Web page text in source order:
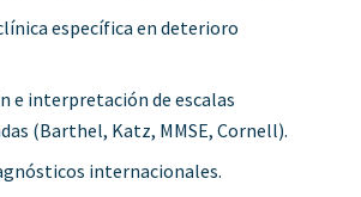
específica en deterioro
e interpretación de escalas
(Barthel, Katz, MMSE, Cornell).
internacionales.